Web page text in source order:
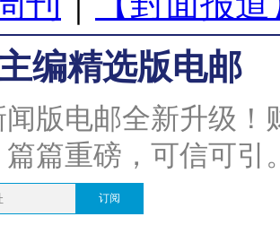
编精选版电邮
闻版电邮全新升级
篇篇重磅，可信可引
订阅